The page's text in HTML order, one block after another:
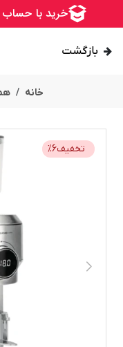
بازگشت
خانه
تخفیف %6